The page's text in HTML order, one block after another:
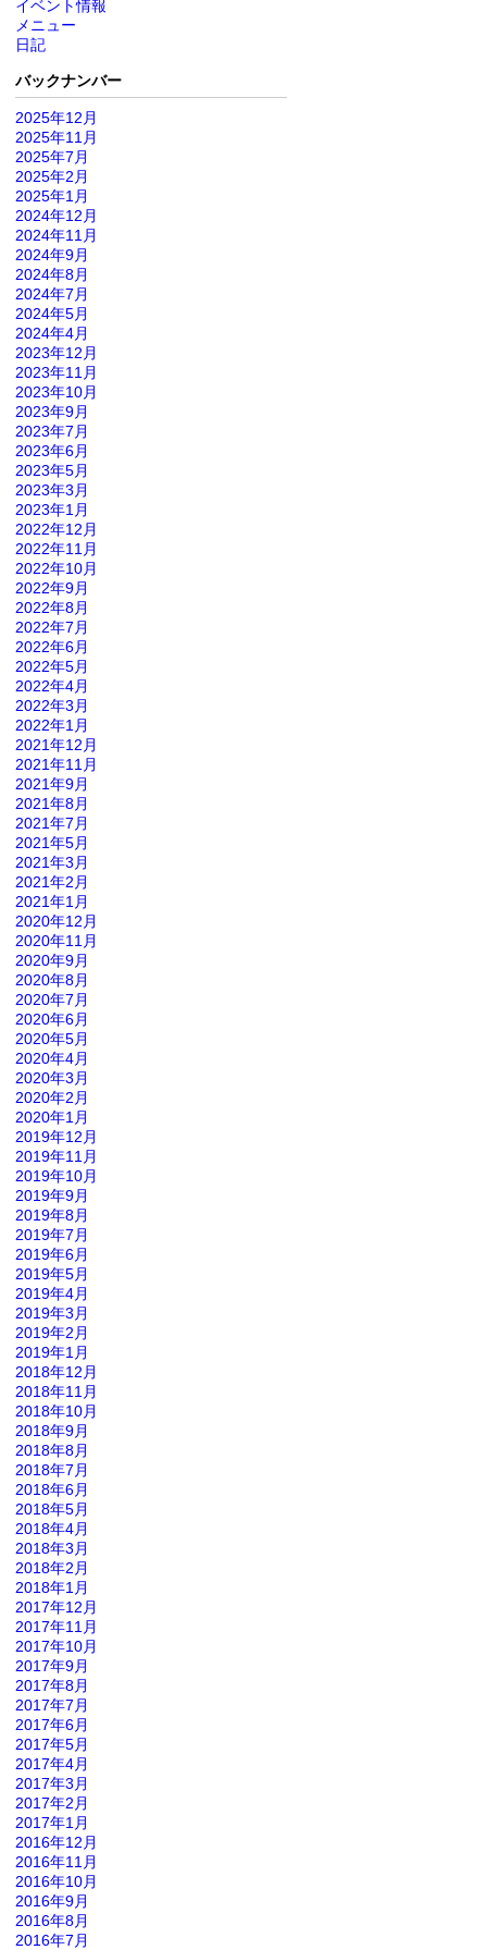
イベント情報
メニュー
日記
バックナンバー
2025年12月
2025年11月
2025年7月
2025年2月
2025年1月
2024年12月
2024年11月
2024年9月
2024年8月
2024年7月
2024年5月
2024年4月
2023年12月
2023年11月
2023年10月
2023年9月
2023年7月
2023年6月
2023年5月
2023年3月
2023年1月
2022年12月
2022年11月
2022年10月
2022年9月
2022年8月
2022年7月
2022年6月
2022年5月
2022年4月
2022年3月
2022年1月
2021年12月
2021年11月
2021年9月
2021年8月
2021年7月
2021年5月
2021年3月
2021年2月
2021年1月
2020年12月
2020年11月
2020年9月
2020年8月
2020年7月
2020年6月
2020年5月
2020年4月
2020年3月
2020年2月
2020年1月
2019年12月
2019年11月
2019年10月
2019年9月
2019年8月
2019年7月
2019年6月
2019年5月
2019年4月
2019年3月
2019年2月
2019年1月
2018年12月
2018年11月
2018年10月
2018年9月
2018年8月
2018年7月
2018年6月
2018年5月
2018年4月
2018年3月
2018年2月
2018年1月
2017年12月
2017年11月
2017年10月
2017年9月
2017年8月
2017年7月
2017年6月
2017年5月
2017年4月
2017年3月
2017年2月
2017年1月
2016年12月
2016年11月
2016年10月
2016年9月
2016年8月
2016年7月